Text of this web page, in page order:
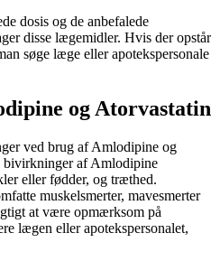
dosis og de anbefalede
disse lægemidler. Hvis der opstår
søge læge eller apotekspersonale
og Atorvastatin
ved brug af Amlodipine og
bivirkninger af Amlodipine
eller fødder, og træthed.
muskelsmerter, mavesmerter
at være opmærksom på
lægen eller apotekspersonalet,